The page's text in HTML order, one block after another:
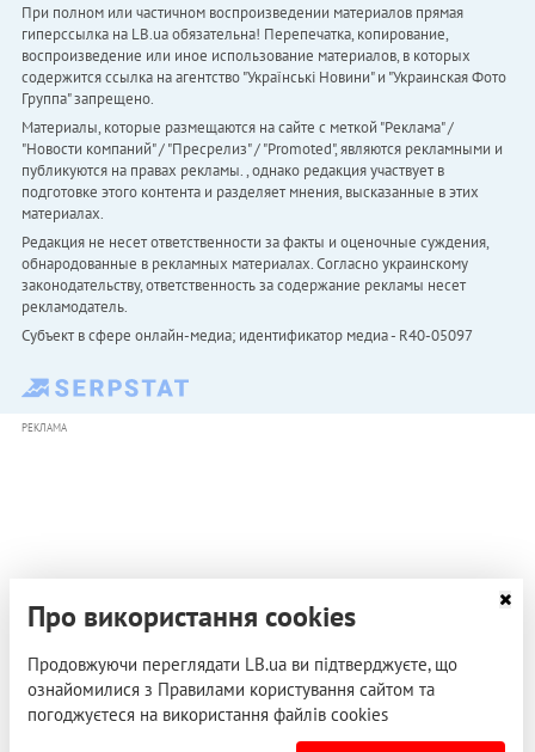
При полном или частичном воспроизведении материалов прямая
гиперссылка на LB.ua обязательна! Перепечатка, копирование,
воспроизведение или иное использование материалов, в которых
содержится ссылка на агентство "Українськi Новини" и "Украинская Фото
Группа" запрещено.
Материалы, которые размещаются на сайте с меткой "Реклама" /
"Новости компаний" / "Пресрелиз" / "Promoted", являются рекламными и
публикуются на правах рекламы. , однако редакция участвует в
подготовке этого контента и разделяет мнения, высказанные в этих
материалах.
Редакция не несет ответственности за факты и оценочные суждения,
обнародованные в рекламных материалах. Согласно украинскому
законодательству, ответственность за содержание рекламы несет
рекламодатель.
Субъект в сфере онлайн-медиа; идентификатор медиа - R40-05097
РЕКЛАМА
Про використання cookies
Продовжуючи переглядати LB.ua ви підтверджуєте, що
ознайомилися з Правилами користування сайтом та
погоджуєтеся на використання файлів cookies